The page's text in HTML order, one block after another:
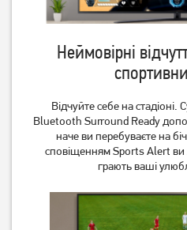
Телевізор Romsat
50UGN18ST2 Smart TV WiFi
(Офіційний GOOGLE)
12 489грн
Неймовірні
Відчуйте себе на стадіоні.
Bluetooth Surround Ready
наче ви перебуваєте на
сповіщенням Sports Alert
грають ваші